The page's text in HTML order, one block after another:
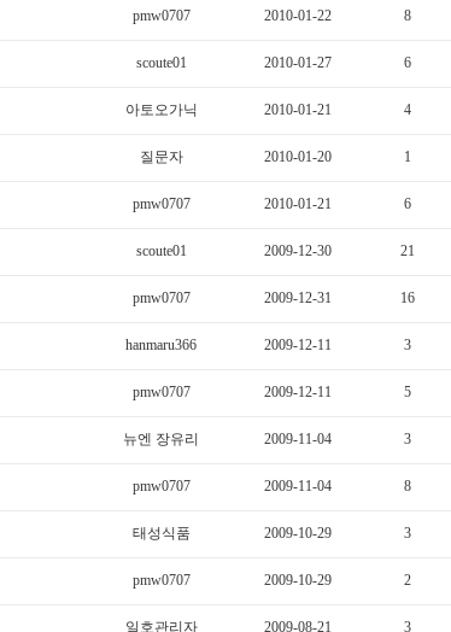
pmw0707 2010-01-22 8
scoute01 2010-01-27 6
아토오가닉 2010-01-21 4
질문자 2010-01-20 1
pmw0707 2010-01-21 6
scoute01 2009-12-30 21
pmw0707 2009-12-31 16
hanmaru366 2009-12-11 3
pmw0707 2009-12-11 5
뉴엔 장유리 2009-11-04 3
pmw0707 2009-11-04 8
태성식품 2009-10-29 3
pmw0707 2009-10-29 2
일호관리자 2009-08-21 3